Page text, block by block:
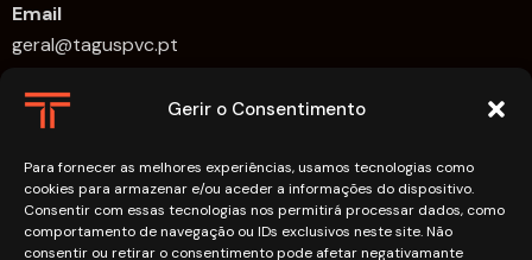
Gerir o Consentimento
Para fornecer as melhores experiências, usamos tecnologias como
cookies para armazenar e/ou aceder a informações do dispositivo.
Consentir com essas tecnologias nos permitirá processar dados, como
comportamento de navegação ou IDs exclusivos neste site. Não
consentir ou retirar o consentimento pode afetar negativamante
Email
geral@taguspvc.pt
Horário de Funcionamento:
Segunda-feira a Sexta-feira: 09h00 – 18h00.
Links
FAQs